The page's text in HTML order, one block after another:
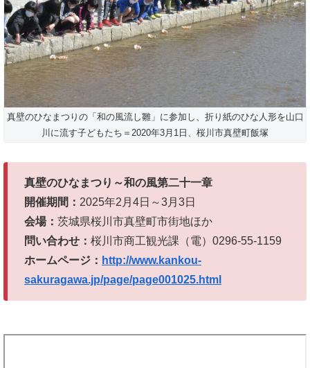
真壁のひなまつりの「和の風流し雛」に参加し、折り紙のひな人形を山口
川に流す子どもたち＝2020年3月1日、桜川市真壁町飯塚
真壁のひなまつり～和の風第二十一章
開催期間： 2025年2月4日～3月3日
会場： 茨城県桜川市真壁町市街地ほか
問い合わせ： 桜川市商工観光課（電）0296-55-1159
ホームページ： http://www.kankou-
sakuragawa.jp/page/page001025.html